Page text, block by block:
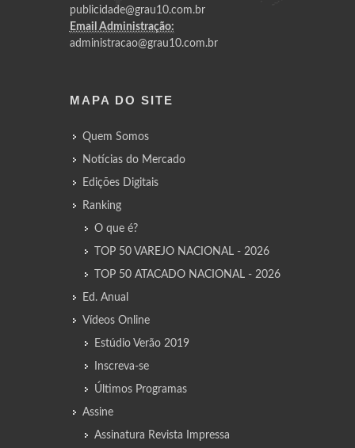
publicidade@grau10.com.br
Email Administração:
administracao@grau10.com.br
MAPA DO SITE
Quem Somos
Notícias do Mercado
Edições Digitais
Ranking
O que é?
TOP 50 VAREJO NACIONAL - 2026
TOP 50 ATACADO NACIONAL - 2026
Ed. Anual
Vídeos Online
Estúdio Verão 2019
Inscreva-se
Últimos Programas
Assine
Assinatura Revista Impressa